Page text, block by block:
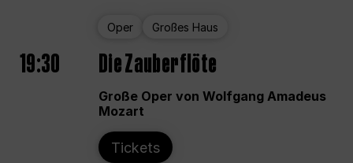
Oper Großes Haus
19:30 Die Zauberflöte
Große Oper von Wolfgang Amadeus
Mozart
Tickets